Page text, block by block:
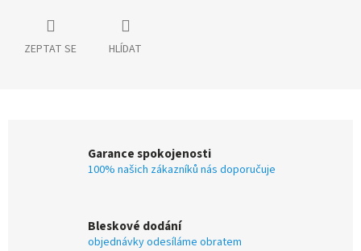
ZEPTAT SE HLÍDAT
Garance spokojenosti
100% našich zákazníků nás doporučuje
Bleskové dodání
objednávky odesíláme obratem